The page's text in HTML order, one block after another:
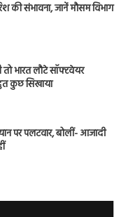
की संभावना, जानें मौसम विभाग
तो भारत लौटे सॉफ्टवेयर
कुछ सिखाया
पर पलटवार, बोलीं- आजादी